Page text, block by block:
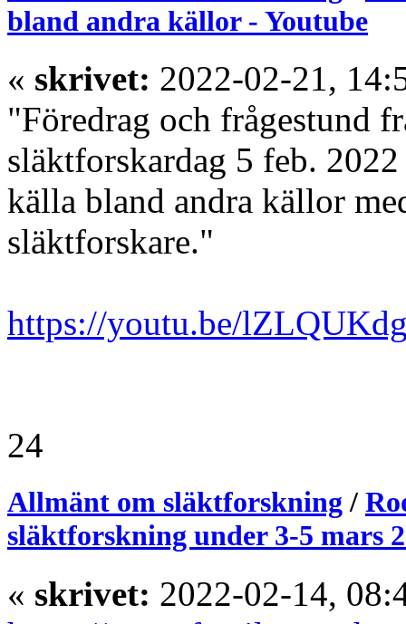
bland andra källor - Youtube
« skrivet: 2022-02-21,
"Föredrag och frågestund
släktforskardag 5 feb.
källa bland andra källor
släktforskare."
https://youtu.be/
24
Allmänt om släktforskning/
släktforskning under 3-5 mars
« skrivet: 2022-02-14,